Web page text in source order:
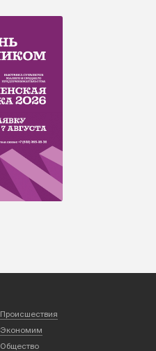
Происшествия
Экономим
Общество